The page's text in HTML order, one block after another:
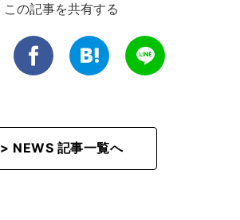
この記事を共有する
> NEWS 記事一覧へ